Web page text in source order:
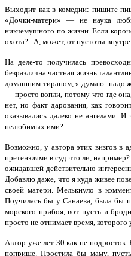
Выходит как в комедии: пишите-
«Дочки-матери» — не наука
никчемушного по жизни. Если
охота?.. А, может, от пустоты
На деле-то получилась
безразлична частная жизнь
домашним тираном, я думаю: надо
— просто вопли, потому что где
нет, но факт дарования, как
оказывались далеко не ангелами.
нелюбимых ими?
Возможно, у автора этих визгов в
претензиями в суд что ли,
ожидавшей действительно
Добавлю даже, что я куда живее
своей матери. Мелькнуло в
Поучилась бы у Санаева, была бы
морского прибоя, вот пусть и
просто не отнимает время, которого
Автор уже лет 30 как не
поприще. Простила бы маму,